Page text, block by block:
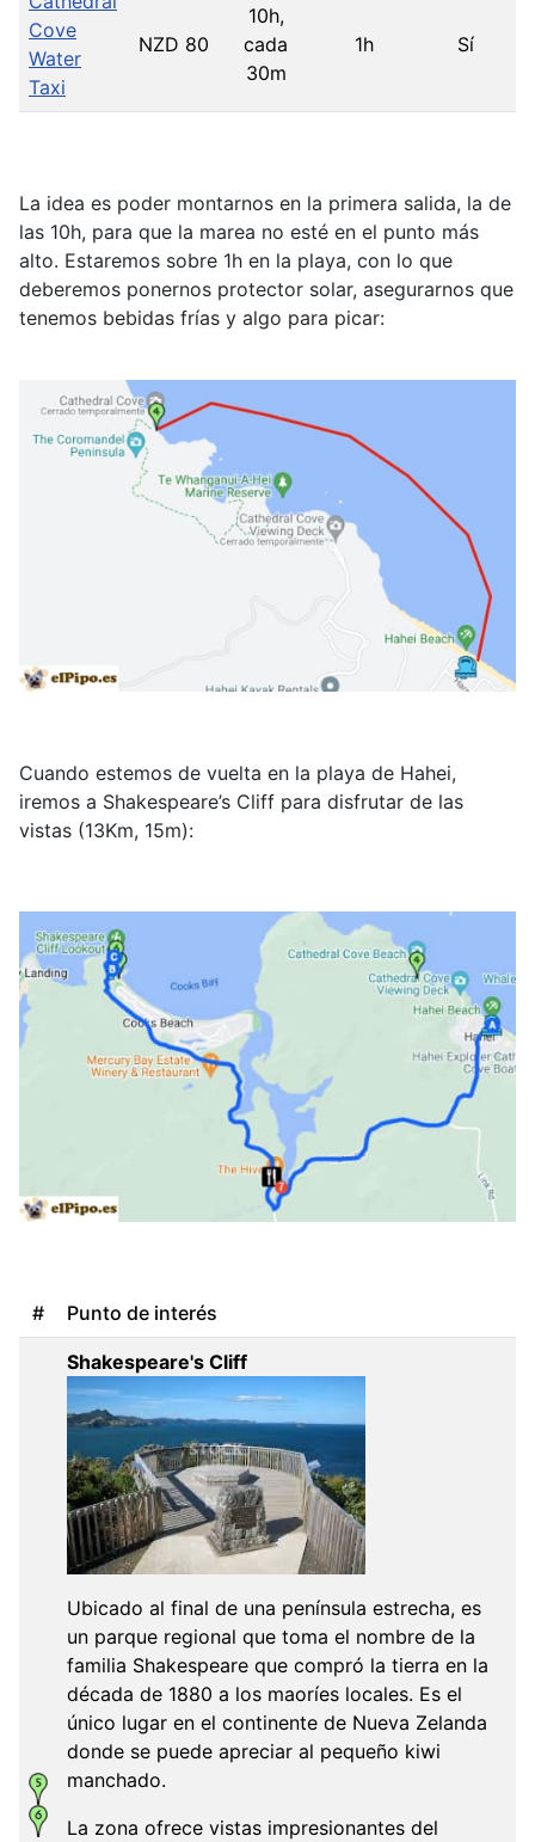
Cove
Water
Taxi
NZD 80
10h,
cada
30m
1h Sí
La idea es poder montarnos en la primera salida, la de
las 10h, para que la marea no esté en el punto más
alto. Estaremos sobre 1h en la playa, con lo que
deberemos ponernos protector solar, asegurarnos que
tenemos bebidas frías y algo para picar:
Cuando estemos de vuelta en la playa de Hahei,
iremos a Shakespeare’s Cliff para disfrutar de las
vistas (13Km, 15m):
# Punto de interés
Shakespeare's Cliff
Ubicado al final de una península estrecha, es
un parque regional que toma el nombre de la
familia Shakespeare que compró la tierra en la
década de 1880 a los maoríes locales. Es el
único lugar en el continente de Nueva Zelanda
donde se puede apreciar al pequeño kiwi
manchado.
La zona ofrece vistas impresionantes del